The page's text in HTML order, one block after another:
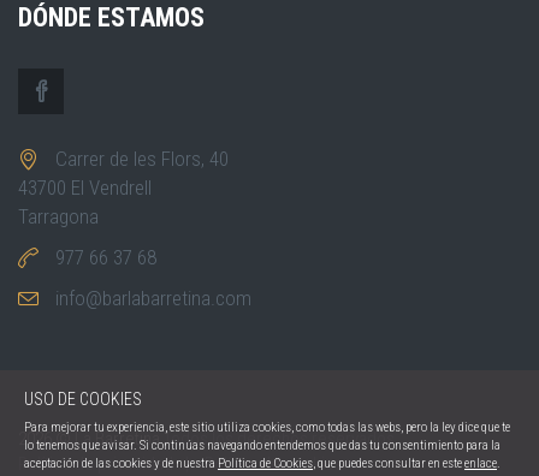
DÓNDE ESTAMOS
Carrer de les Flors, 40
43700 El Vendrell
Tarragona
977 66 37 68
info@barlabarretina.com
2026 © La BarretinaTodos los derechos reservados.
Política de privacidad
Política de cookies
USO DE COOKIES
Para mejorar tu experiencia, este sitio utiliza cookies, como todas las webs, pero la ley dice que te
lo tenemos que avisar. Si continúas navegando entendemos que das tu consentimiento para la
aceptación de las cookies y de nuestra Política de Cookies, que puedes consultar en esteenlace.